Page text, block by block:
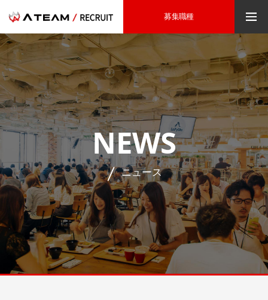
募集職種
NEWS
ニュース